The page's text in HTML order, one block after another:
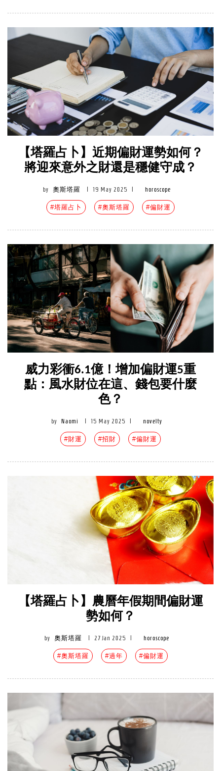
【塔羅占卜】近期偏財運勢如何？
將迎來意外之財還是穩健守成？
by 奧斯塔羅 19 May 2025 horoscope
#塔羅占卜 #奧斯塔羅 #偏財運
威力彩衝6.1億！增加偏財運5重
點：風水財位在這、錢包要什麼
色？
by Naomi 15 May 2025 novelty
#財運 #招財 #偏財運
【塔羅占卜】農曆年假期間偏財運
勢如何？
by 奧斯塔羅 27 Jan 2025 horoscope
#奧斯塔羅 #過年 #偏財運